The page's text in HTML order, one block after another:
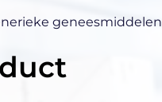
geneesmiddelen